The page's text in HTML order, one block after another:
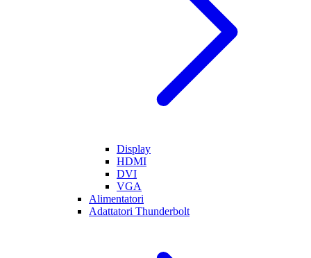
Display
HDMI
DVI
VGA
Alimentatori
Adattatori Thunderbolt